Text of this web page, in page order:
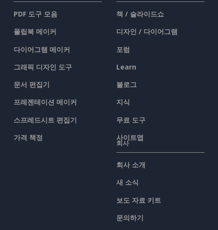
PDF 도구 모음
플립북 메이커
다이어그램 메이커
그래픽 디자인 도구
문서 편집기
프레젠테이션 메이커
스프레드시트 편집기
가격 책정
책 / 슬라이드쇼
디자인 / 다이어그램
포럼
Learn
블로그
지식
무료 도구
사이트맵
회사
회사 소개
새 소식
보도 자료 키트
문의하기